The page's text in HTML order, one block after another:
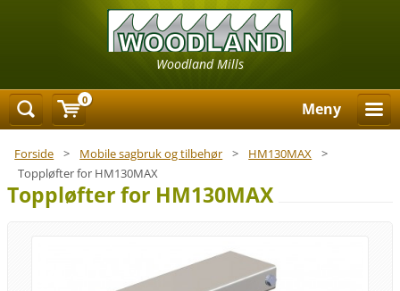
Woodland Mills
Meny
Forside > Mobile sagbruk og tilbehør > HM130MAX
>
Toppløfter for HM130MAX
Toppløfter for HM130MAX
0